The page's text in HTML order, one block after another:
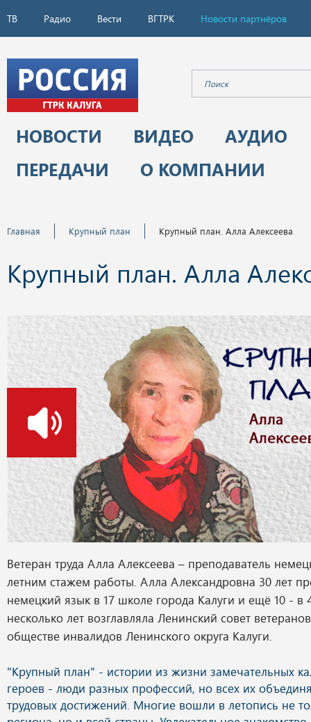
ТВ Радио Вести ВГТРК Новости партнёров
НОВОСТИ ВИДЕО
АУДИО
ПЕРЕДАЧИ
О КОМПАНИИ
Главная Крупный план Крупный план. Алла Алексеева
Крупный план. Алла
Ветеран труда Алла Алексеева – преподаватель
летним стажем работы. Алла Александровна 30 лет
немецкий язык в 17 школе города Калуги и ещё 10 -
несколько лет возглавляла Ленинский совет
обществе инвалидов Ленинского округа Калуги.